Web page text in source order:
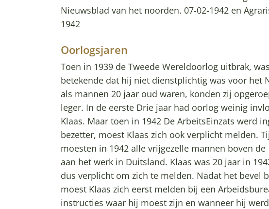
Nieuwsblad van het noorden. 07-02-1942 en
1942
Oorlogsjaren
Toen in 1939 de Tweede Wereldoorlog uitbrak,
betekende dat hij niet dienstplichtig was voor het
als mannen 20 jaar oud waren, konden zij
leger. In de eerste Drie jaar had oorlog weinig
Klaas. Maar toen in 1942 De ArbeitsEinzats werd
bezetter, moest Klaas zich ook verplicht melden.
moesten in 1942 alle vrijgezelle mannen boven
aan het werk in Duitsland. Klaas was 20 jaar in
dus verplicht om zich te melden. Nadat het bevel
moest Klaas zich eerst melden bij een
instructies waar hij moest zijn en wanneer hij